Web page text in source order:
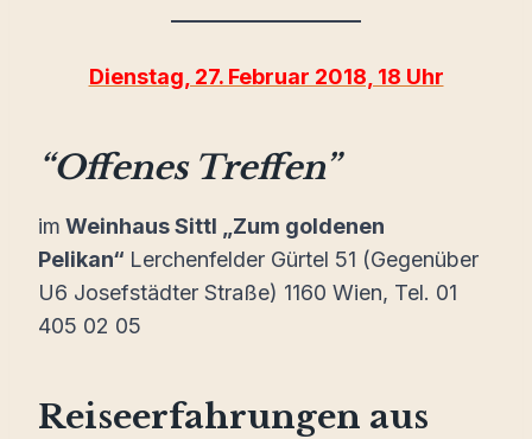
Dienstag, 27. Februar 2018, 18 Uhr
“Offenes Treffen”
im Weinhaus Sittl „Zum goldenen
Pelikan“ Lerchenfelder Gürtel 51 (Gegenüber
U6 Josefstädter Straße) 1160 Wien, Tel. 01
405 02 05
Reiseerfahrungen aus